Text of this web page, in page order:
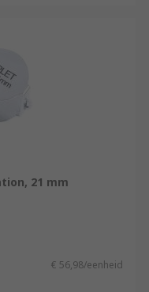
21 mm
€ 56,98/eenheid